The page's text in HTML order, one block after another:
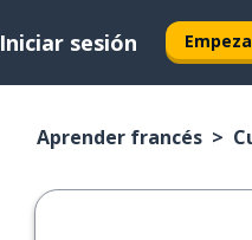
Iniciar sesión
Aprender francés